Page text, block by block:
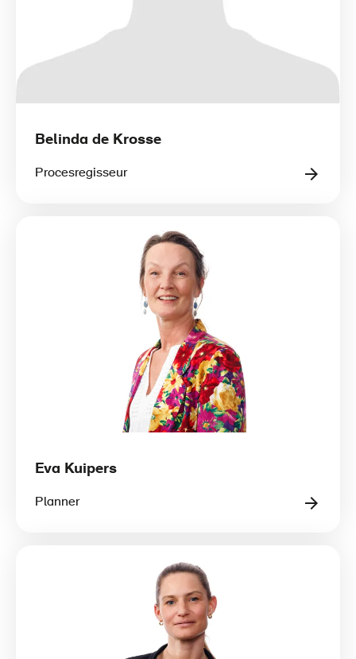
Belinda de Krosse
Procesregisseur
Eva Kuipers
Planner